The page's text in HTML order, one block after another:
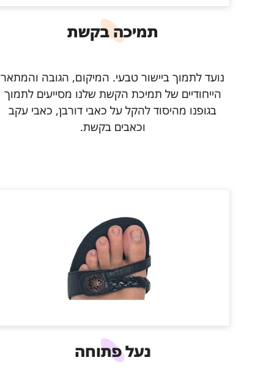
תמיכה בקשת
נועד לתמוך ביישור טבעי. המיקום, הגובה והמתאר
הייחודיים של תמיכת הקשת שלנו מסייעים לתמוך
בגופנו מהיסוד להקל על כאבי דורבן, כאבי עקב
וכאבים בקשת.
נעל פתוחה